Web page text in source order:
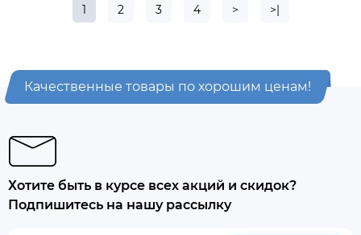
1 2 3 4 > >|
Качественные товары по хорошим ценам!
Хотите быть в курсе всех акций и скидок?
Подпишитесь на нашу рассылку